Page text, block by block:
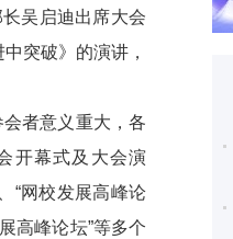
吴启迪出席大会
突破》的演讲，
者意义重大，各
开幕式及大会演
“网校发展高峰论
高峰论坛”等多个